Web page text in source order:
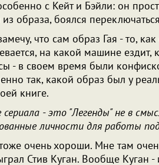
с Кейт и Бэйли: он
образа, боялся
что сам образ Гая - то,
на какой машине ездит,
- в своем время были
так, какой образ был у
книге.
- это "Легенды" не в
личности для работы
очень хороши. Мне там
Стив Куган. Вообще Куган -